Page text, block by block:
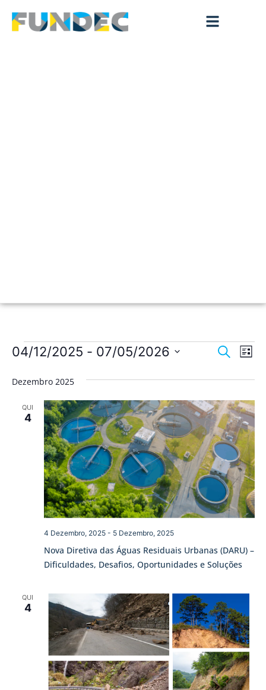
de
e
de
Pesquisar
de
Lista
04/12/2025 - 07/05/2026
data.
Dezembro 2025
QUI
4
Nova Diretiva das Águas Residuais Urbanas (DARU) –
Dificuldades, Desafios, Oportunidades e Soluções
4 Dezembro, 2025- 5 Dezembro, 2025
QUI
4